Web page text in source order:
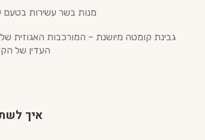
מנות בשר עשירות בטעם
גבינת קומטה מיושנת – המורכבות האגוזית
העדין של
איך